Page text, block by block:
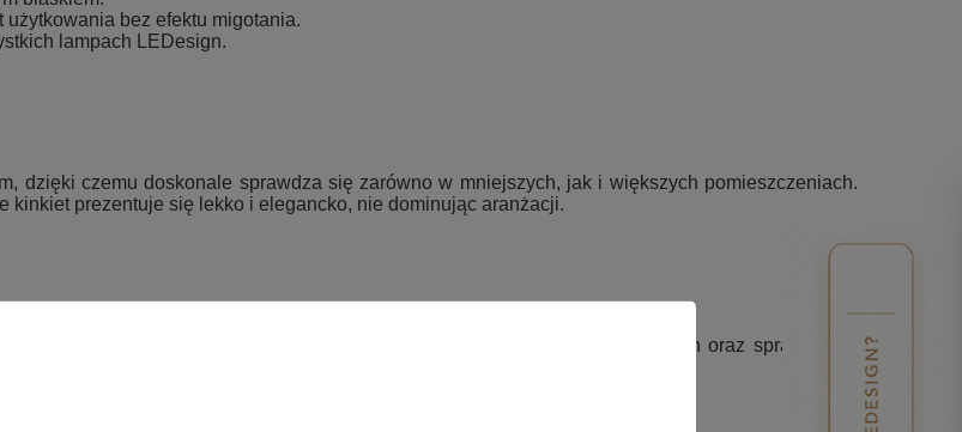
użytkowania bez efektu migotania.
lampach LEDesign.
dzięki czemu doskonale sprawdza się zarówno w mniejszych, jak i większych pomieszczeniach.
kinkiet prezentuje się lekko i elegancko, nie dominując aranżacji.
o każdy detal. Stawiamy na najwyższą jakość, nowoczesny design oraz sprawdzone
się trwałością, niezawodnością i ponadczasowym wyglądem.
No.2?